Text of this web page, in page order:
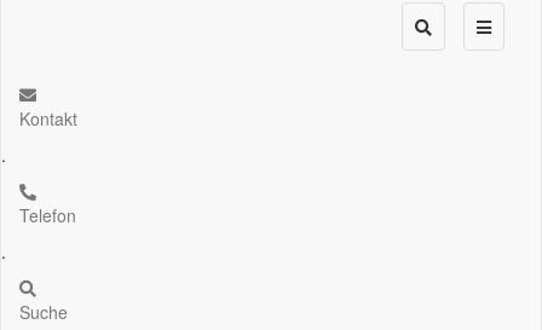
Kontakt
.
Telefon
.
Suche